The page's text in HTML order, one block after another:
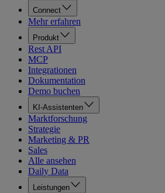
Connect
Mehr erfahren
Produkt
Rest API
MCP
Integrationen
Dokumentation
Demo buchen
KI-Assistenten
Marktforschung
Strategie
Marketing & PR
Sales
Alle ansehen
Daily Data
Leistungen